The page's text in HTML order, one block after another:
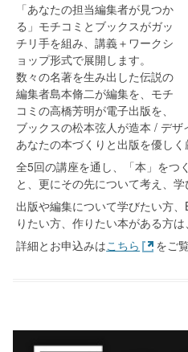
「あなたの担当編集者が見つか
る」モチコミとブックスがガッ
チリ手を組み、講義＋ワークシ
ョップ形式で展開します。
数々の名著を生み出した伝説の
編集者島本脩二が編集を、モチ
コミの高橋芳明が電子出版を、
ブックスの松本弦人が造本 / デザ
あなたの本づくりと出版を優しく
全5回の講座を通し、「本」をつ
と、更にその先について考え、学
出版や編集について学びたい方
りたい方、作りたい本がある方は
詳細とお申込みはこちら をご